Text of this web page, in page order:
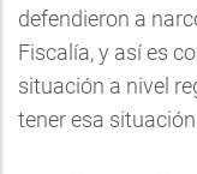
defendieron a
Fiscalía, y así es
situación a nivel
tener esa